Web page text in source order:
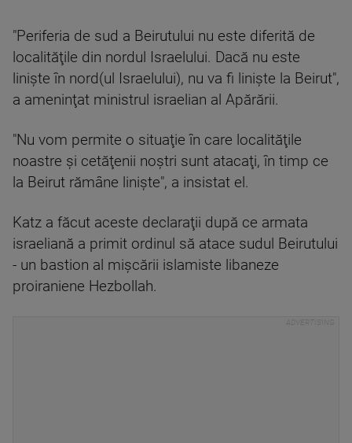
"Periferia de sud a Beirutului nu este diferită de
localităţile din nordul Israelului. Dacă nu este
linişte în nord(ul Israelului), nu va fi linişte la Beirut",
a ameninţat ministrul israelian al Apărării.
"Nu vom permite o situaţie în care localităţile
noastre şi cetăţenii noştri sunt atacaţi, în timp ce
la Beirut rămâne linişte", a insistat el.
Katz a făcut aceste declaraţii după ce armata
israeliană a primit ordinul să atace sudul Beirutului
- un bastion al mişcării islamiste libaneze
proiraniene Hezbollah.